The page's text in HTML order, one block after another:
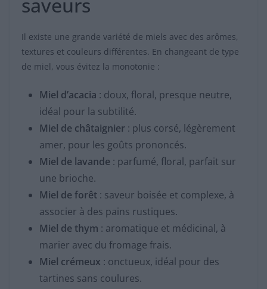
saveurs
Il existe une grande variété de miels avec des arômes,
textures et couleurs différentes. En changeant de type
de miel, vous évitez la monotonie :
Miel d’acacia : doux, floral, presque neutre,
idéal pour la subtilité.
Miel de châtaignier : plus corsé, légèrement
amer, pour les goûts prononcés.
Miel de lavande : parfumé, floral, parfait sur
une brioche.
Miel de forêt : saveur boisée et complexe, à
associer à des pains rustiques.
Miel de thym : aromatique et médicinal, à
marier avec du fromage frais.
Miel crémeux : onctueux, idéal pour des
tartines sans coulures.